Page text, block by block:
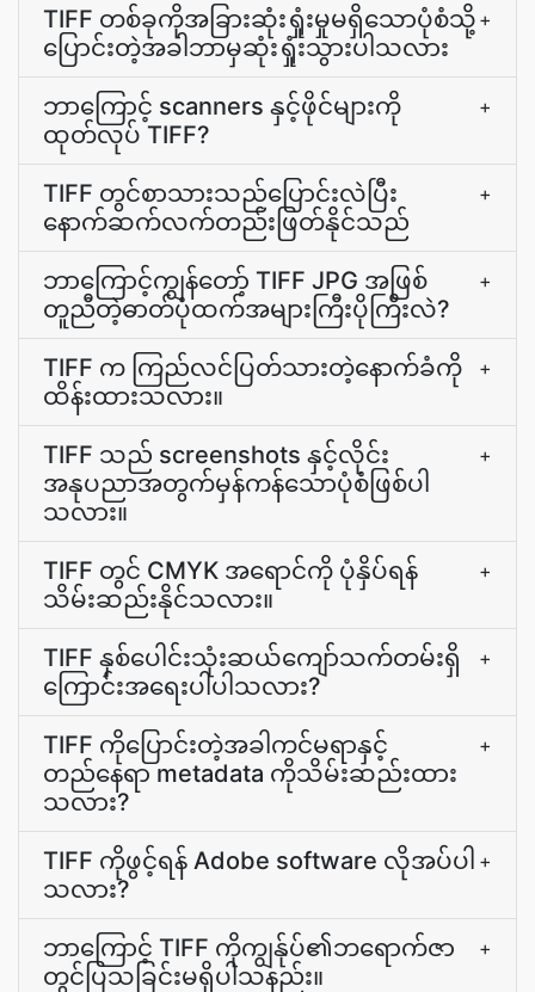
TIFF တစ်ခုကိုအခြားဆုံးရှုံးမှုမရှိသောပုံစံသို့
ပြောင်းတဲ့အခါဘာမှဆုံးရှုံးသွားပါသလား
+
ဘာကြောင့် scanners နှင့်ဖိုင်များကို
ထုတ်လုပ် TIFF?
+
TIFF တွင်စာသားသည်ပြောင်းလဲပြီး
နောက်ဆက်လက်တည်းဖြတ်နိုင်သည်
+
ဘာကြောင့်ကျွန်တော့် TIFF JPG အဖြစ်
တူညီတဲ့ဓာတ်ပုံထက်အများကြီးပိုကြီးလဲ?
+
TIFF က ကြည်လင်ပြတ်သားတဲ့နောက်ခံကို
ထိန်းထားသလား။
+
TIFF သည် screenshots နှင့်လိုင်း
အနုပညာအတွက်မှန်ကန်သောပုံစံဖြစ်ပါ
သလား။
+
TIFF တွင် CMYK အရောင်ကို ပုံနှိပ်ရန်
သိမ်းဆည်းနိုင်သလား။
+
TIFF နှစ်ပေါင်းသုံးဆယ်ကျော်သက်တမ်းရှိ
ကြောင်းအရေးပါပါသလား?
+
TIFF ကိုပြောင်းတဲ့အခါကင်မရာနှင့်
တည်နေရာ metadata ကိုသိမ်းဆည်းထား
သလား?
+
TIFF ကိုဖွင့်ရန် Adobe software လိုအပ်ပါ
သလား?
+
ဘာကြောင့် TIFF ကိုကျွန်ုပ်၏ဘရောက်ဇာ
တွင်ပြသခြင်းမရှိပါသနည်း။
+